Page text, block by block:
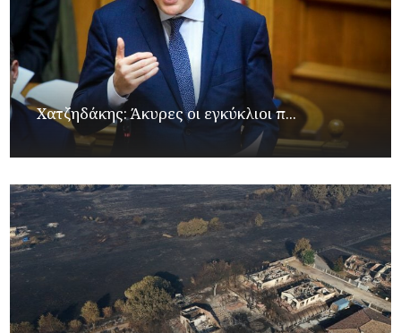
Xατζηδάκης: Άκυρες οι εγκύκλιοι π...